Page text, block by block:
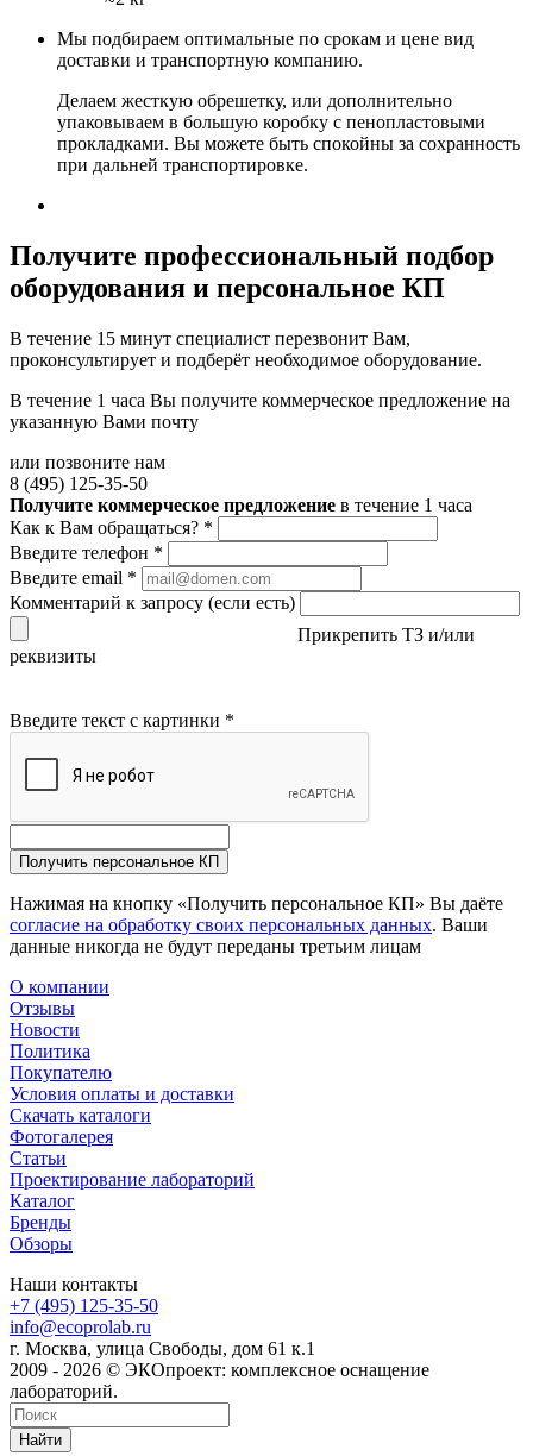
Мы подбираем оптимальные по срокам и цене вид
доставки и транспортную компанию.
Делаем жесткую обрешетку, или дополнительно
упаковываем в большую коробку с пенопластовыми
прокладками. Вы можете быть спокойны за сохранность
при дальней транспортировке.
Получите профессиональный подбор
оборудования и персональное КП
В течение 15 минут специалист перезвонит Вам,
проконсультирует и подберёт необходимое оборудование.
В течение 1 часа Вы получите коммерческое предложение на
указанную Вами почту
или позвоните нам
8 (495) 125-35-50
Получите коммерческое предложение в течение 1 часа
Как к Вам обращаться? *
Введите телефон *
Введите email *
Комментарий к запросу (если есть)
Прикрепить ТЗ и/или
реквизиты
Введите текст с картинки *
Получить персональное КП
Нажимая на кнопку «Получить персональное КП» Вы даёте
согласие на обработку своих персональных данных. Ваши
данные никогда не будут переданы третьим лицам
О компании
Отзывы
Новости
Политика
Покупателю
Условия оплаты и доставки
Скачать каталоги
Фотогалерея
Статьи
Проектирование лабораторий
Каталог
Бренды
Обзоры
Наши контакты
+7 (495) 125-35-50
info@ecoprolab.ru
г. Москва, улица Свободы, дом 61 к.1
2009 - 2026 © ЭКОпроект: комплексное оснащение
лабораторий.
Найти